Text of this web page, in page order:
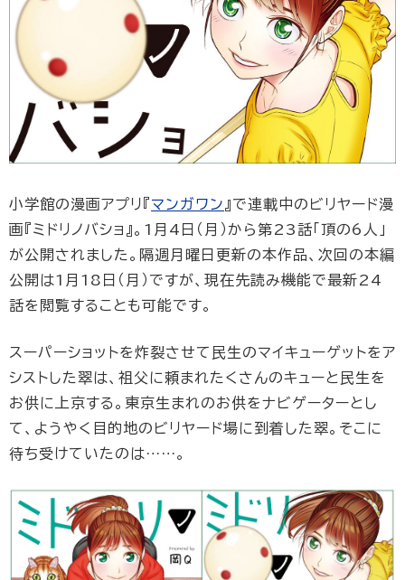
小学館の漫画アプリ『マンガワン 』で連載中のビリヤード漫
画『ミドリノバショ』。1月4日（月）から第23話「頂の6人」
が公開されました。隔週月曜日更新の本作品、次回の本編
公開は1月18日（月）ですが、現在先読み機能で最新24
話を閲覧することも可能です。
スーパーショットを炸裂させて民生のマイキューゲットをア
シストした翠は、祖父に頼まれたくさんのキューと民生を
お供に上京する。東京生まれのお供をナビゲーターとし
て、ようやく目的地のビリヤード場に到着した翠。そこに
待ち受けていたのは……。